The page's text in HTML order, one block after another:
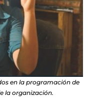
en la programación de
la organización.